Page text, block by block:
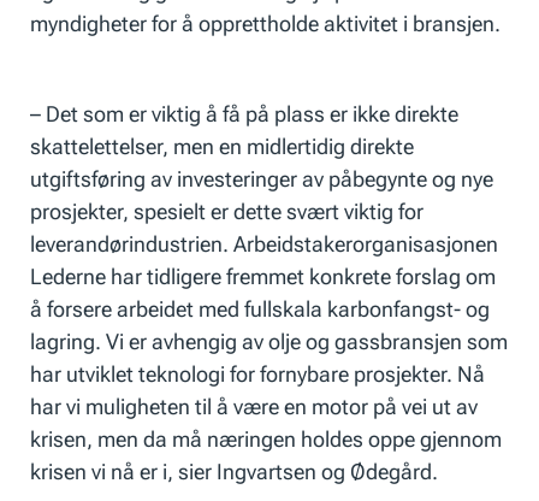
myndigheter for å opprettholde aktivitet i bransjen.
– Det som er viktig å få på plass er ikke direkte
skattelettelser, men en midlertidig direkte
utgiftsføring av investeringer av påbegynte og nye
prosjekter, spesielt er dette svært viktig for
leverandørindustrien. Arbeidstakerorganisasjonen
Lederne har tidligere fremmet konkrete forslag om
å forsere arbeidet med fullskala karbonfangst- og
lagring. Vi er avhengig av olje og gassbransjen som
har utviklet teknologi for fornybare prosjekter. Nå
har vi muligheten til å være en motor på vei ut av
krisen, men da må næringen holdes oppe gjennom
krisen vi nå er i, sier Ingvartsen og Ødegård.